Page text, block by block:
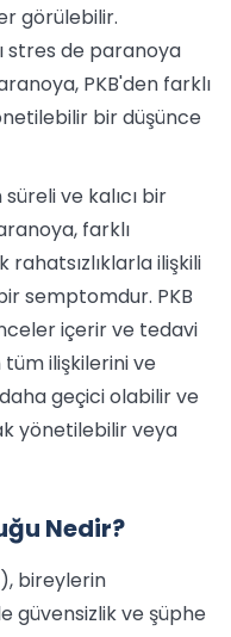
görülebilir.
stres de paranoya
PKB'den farklı
bir düşünce
ve kalıcı bir
farklı
ilişkili
semptomdur. PKB
içerir ve tedavi
ilişkilerini ve
geçici olabilir ve
yönetilebilir veya
Nedir?
bireylerin
güvensizlik ve şüphe